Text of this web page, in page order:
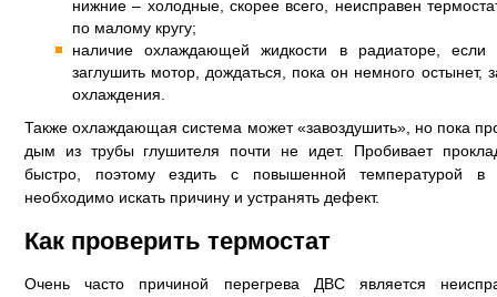
нижние – холодные, скорее всего, неисправен
по малому кругу;
наличие охлаждающей жидкости в радиаторе,
заглушить мотор, дождаться, пока он немного остынет,
охлаждения.
Также охлаждающая система может «завоздушить», но пока
дым из трубы глушителя почти не идет. Пробивает
быстро, поэтому ездить с повышенной температурой в
необходимо искать причину и устранять дефект.
Как проверить термостат
Очень часто причиной перегрева ДВС является